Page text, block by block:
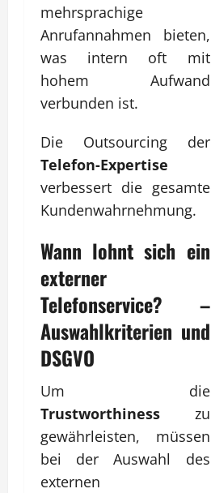
mehrsprachige
Anrufannahmen bieten,
was intern oft mit
hohem Aufwand
verbunden ist.
Die Outsourcing der
Telefon-Expertise
verbessert die gesamte
Kundenwahrnehmung.
Wann lohnt sich ein
externer
Telefonservice? –
Auswahlkriterien und
DSGVO
Um die
Trustworthiness zu
gewährleisten, müssen
bei der Auswahl des
externen